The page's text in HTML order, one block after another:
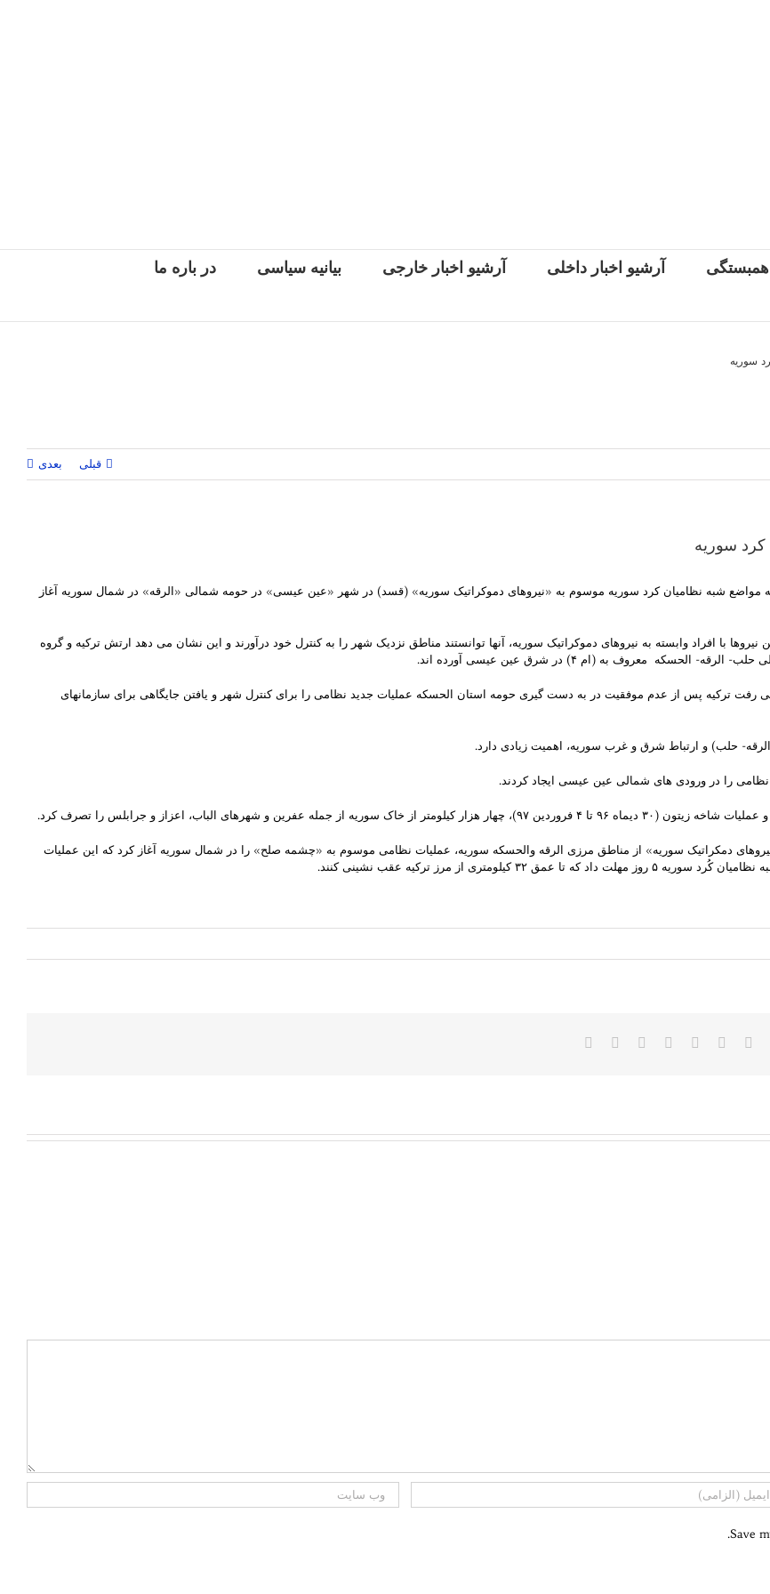
همبستگی آرشیو اخبار داخلی آرشیو اخبار خارجی بیانیه سیاسی
در باره ما
سوریه
قبلی بعدی
کرد سوریه
مواضع شبه نظامیان کرد سوریه موسوم به «نیروهای دموکراتیک سوریه» (قسد) در شهر «عین عیسی» در حومه شمالی «الرقه» در شمال سوریه آغاز
با افراد وابسته به نیروهای دموکراتیک سوریه، آنها توانستند مناطق نزدیک شهر را به کنترل خود درآورند و این نشان می دهد ارتش ترکیه و گروه
معروف به (ام ۴) در شرق عین عیسی آورده اند.
ترکیه پس از عدم موفقیت در به دست گیری حومه استان الحسکه عملیات جدید نظامی را برای کنترل شهر و یافتن جایگاهی برای سازمانهای
حلب) و ارتباط شرق و غرب سوریه، اهمیت زیادی دارد.
را در ورودی های شمالی عین عیسی ایجاد کردند.
موسوم به «نیروهای دمکراتیک سوریه» از مناطق مرزی الرقه والحسکه سوریه، عملیات نظامی موسوم به «چشمه صلح» را در شمال سوریه آغاز کرد که این عملیات
از مرز ترکیه عقب نشینی کنند.
Twitter
Reddit
LinkedIn
WhatsApp
Tumblr
Pinterest
Save